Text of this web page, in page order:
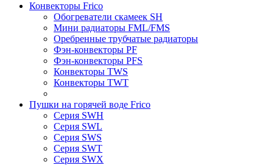
Конвекторы Frico
Обогреватели скамеек SH
Мини радиаторы FML/FMS
Оребренные трубчатые радиаторы
Фэн-конвекторы PF
Фэн-конвекторы PFS
Конвекторы TWS
Конвекторы TWT
Пушки на горячей воде Frico
Серия SWH
Серия SWL
Серия SWS
Серия SWT
Серия SWX